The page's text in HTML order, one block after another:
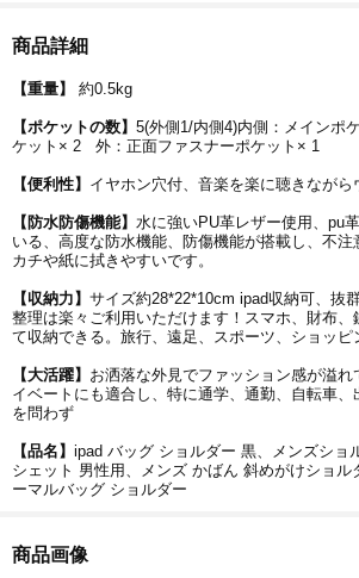
商品詳細
【重量】 約0.5kg
【ポケットの数】 5(外側1/内側4)内側：メインポ
ケット× 2 外：正面ファスナーポケット× 1
【便利性】 イヤホン穴付、音楽を楽に聴きながら
【防水防傷機能】 水に強いPU革レザー使用、pu
いる、高度な防水機能、防傷機能が搭載し、不注
カチや紙に拭きやすいです。
【収納力】 サイズ約28*22*10cm ipad収納可、抜
整理は楽々ご利用いただけます！スマホ、財布、
て収納できる。旅行、遠足、スポーツ、ショッピ
【大活躍】 お洒落な外見でファッション感が溢れ
イベートにも適合し、特に通学、通勤、自転車
を問わず
【品名】 ipad バッグ ショルダー 黒、メンズショ
シェット 男性用、メンズ かばん 斜めがけショル
ーマルバッグ ショルダー
商品画像